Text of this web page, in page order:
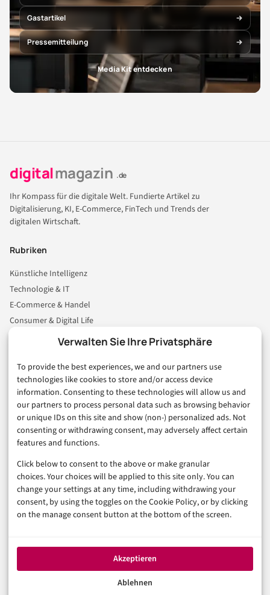
Verwalten Sie Ihre Privatsphäre
To provide the best experiences, we and our partners use
technologies like cookies to store and/or access device
information. Consenting to these technologies will allow us and
our partners to process personal data such as browsing behavior
or unique IDs on this site and show (non-) personalized ads. Not
consenting or withdrawing consent, may adversely affect certain
features and functions.
Click below to consent to the above or make granular
choices. Your choices will be applied to this site only. You can
change your settings at any time, including withdrawing your
consent, by using the toggles on the Cookie Policy, or by clicking
on the manage consent button at the bottom of the screen.
Akzeptieren
Ablehnen
Gastartikel
Pressemitteilung
Media Kit entdecken
digitalmagazin .de
Ihr Kompass für die digitale Welt. Fundierte Artikel zu
Digitalisierung, KI, E-Commerce, FinTech und Trends der
digitalen Wirtschaft.
Rubriken
Künstliche Intelligenz
Technologie & IT
E-Commerce & Handel
Consumer & Digital Life
Business & Karriere
Sicherheit & Recht
Digitalisierung
Marketing
Magazin
Unsere Redaktion
Werbeformate & Media Kit
Rechtliches
Datenschutzerklärung (EU)
Cookie-Richtlinie (EU)